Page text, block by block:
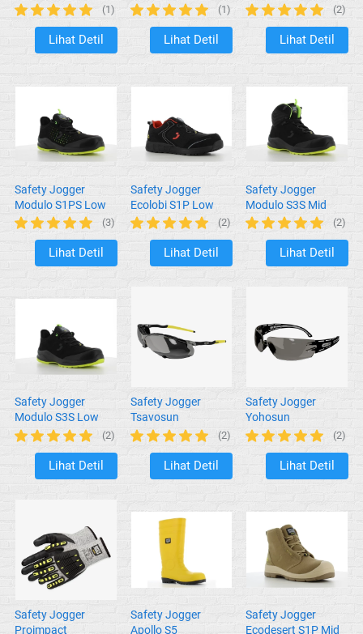
(1)
`
Lihat Detil
(1)
`
Lihat Detil
Perf Grey
(2)
`
Lihat Detil
Safety Jogger
Modulo S1PS Low
Perf Black
(3)
`
Lihat Detil
Safety Jogger
Ecolobi S1P Low
TLS Black
(2)
`
Lihat Detil
Safety Jogger
Modulo S3S Mid
Black
(2)
`
Lihat Detil
Safety Jogger
Modulo S3S Low
(2)
`Lihat Detil
Safety Jogger
Tsavosun
(2)
`Lihat Detil
Safety Jogger
Yohosun
(2)
`Lihat Detil
Safety Jogger
Proimpact
Safety Jogger
Apollo S5
Safety Jogger
Ecodesert S1P Mid